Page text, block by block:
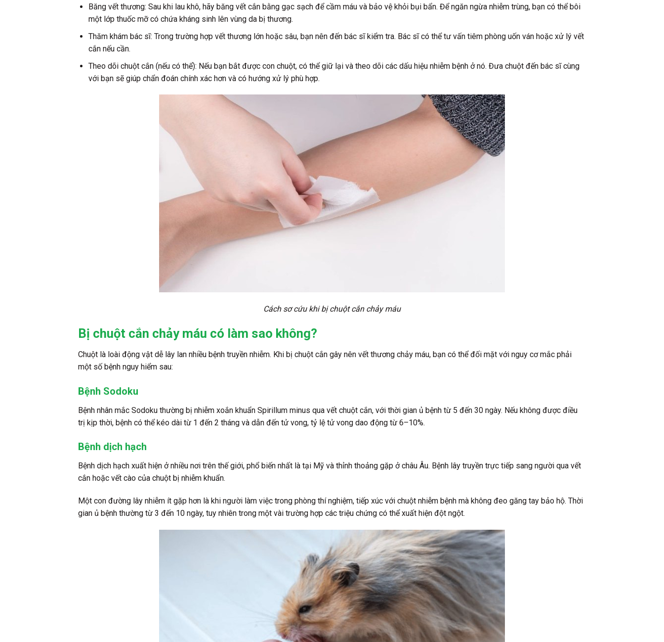
Băng vết thương: Sau khi lau khô, hãy băng vết cắn bằng gạc sạch để cầm máu và bảo vệ khỏi bụi bẩn. Để ngăn ngừa nhiễm trùng, bạn có thể bôi
một lớp thuốc mỡ có chứa kháng sinh lên vùng da bị thương.
Thăm khám bác sĩ: Trong trường hợp vết thương lớn hoặc sâu, bạn nên đến bác sĩ kiểm tra. Bác sĩ có thể tư vấn tiêm phòng uốn ván hoặc xử lý vết
cắn nếu cần.
Theo dõi chuột cắn (nếu có thể): Nếu bạn bắt được con chuột, có thể giữ lại và theo dõi các dấu hiệu nhiễm bệnh ở nó. Đưa chuột đến bác sĩ cùng
với bạn sẽ giúp chẩn đoán chính xác hơn và có hướng xử lý phù hợp.
Cách sơ cứu khi bị chuột cắn chảy máu
Bị chuột cắn chảy máu có làm sao không?
Chuột là loài động vật dễ lây lan nhiều bệnh truyền nhiễm. Khi bị chuột cắn gây nên vết thương chảy máu, bạn có thể đối mặt với nguy cơ mắc phải
một số bệnh nguy hiểm sau:
Bệnh Sodoku
Bệnh nhân mắc Sodoku thường bị nhiễm xoắn khuẩn Spirillum minus qua vết chuột cắn, với thời gian ủ bệnh từ 5 đến 30 ngày. Nếu không được điều
trị kịp thời, bệnh có thể kéo dài từ 1 đến 2 tháng và dẫn đến tử vong, tỷ lệ tử vong dao động từ 6–10%.
Bệnh dịch hạch
Bệnh dịch hạch xuất hiện ở nhiều nơi trên thế giới, phổ biến nhất là tại Mỹ và thỉnh thoảng gặp ở châu Âu. Bệnh lây truyền trực tiếp sang người qua vết
cắn hoặc vết cào của chuột bị nhiễm khuẩn.
Một con đường lây nhiễm ít gặp hơn là khi người làm việc trong phòng thí nghiệm, tiếp xúc với chuột nhiễm bệnh mà không đeo găng tay bảo hộ. Thời
gian ủ bệnh thường từ 3 đến 10 ngày, tuy nhiên trong một vài trường hợp các triệu chứng có thể xuất hiện đột ngột.